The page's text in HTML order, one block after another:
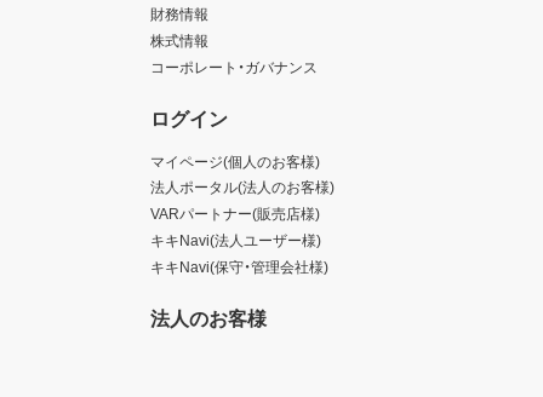
財務情報
株式情報
コーポレート・ガバナンス
ログイン
マイページ(個人のお客様)
法人ポータル(法人のお客様)
VARパートナー(販売店様)
キキNavi(法人ユーザー様)
キキNavi(保守・管理会社様)
法人のお客様